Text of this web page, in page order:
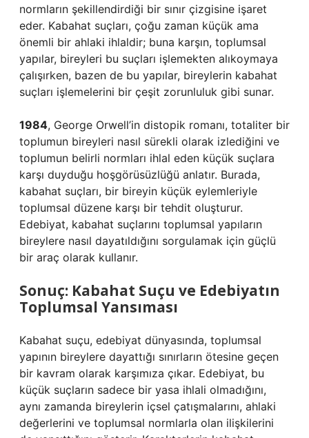
normların şekillendirdiği bir sınır çizgisine işaret
eder. Kabahat suçları, çoğu zaman küçük ama
önemli bir ahlaki ihlaldir; buna karşın, toplumsal
yapılar, bireyleri bu suçları işlemekten alıkoymaya
çalışırken, bazen de bu yapılar, bireylerin kabahat
suçları işlemelerini bir çeşit zorunluluk gibi sunar.
1984, George Orwell’in distopik romanı, totaliter bir
toplumun bireyleri nasıl sürekli olarak izlediğini ve
toplumun belirli normları ihlal eden küçük suçlara
karşı duyduğu hoşgörüsüzlüğü anlatır. Burada,
kabahat suçları, bir bireyin küçük eylemleriyle
toplumsal düzene karşı bir tehdit oluşturur.
Edebiyat, kabahat suçlarını toplumsal yapıların
bireylere nasıl dayatıldığını sorgulamak için güçlü
bir araç olarak kullanır.
Sonuç: Kabahat Suçu ve Edebiyatın
Toplumsal Yansıması
Kabahat suçu, edebiyat dünyasında, toplumsal
yapının bireylere dayattığı sınırların ötesine geçen
bir kavram olarak karşımıza çıkar. Edebiyat, bu
küçük suçların sadece bir yasa ihlali olmadığını,
aynı zamanda bireylerin içsel çatışmalarını, ahlaki
değerlerini ve toplumsal normlarla olan ilişkilerini